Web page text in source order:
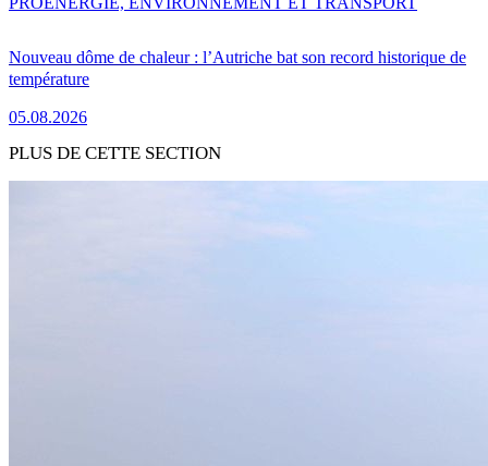
Nouveau dôme de chaleur : l’Autriche bat son record historique de
température
05.08.2026
PLUS DE CETTE SECTION